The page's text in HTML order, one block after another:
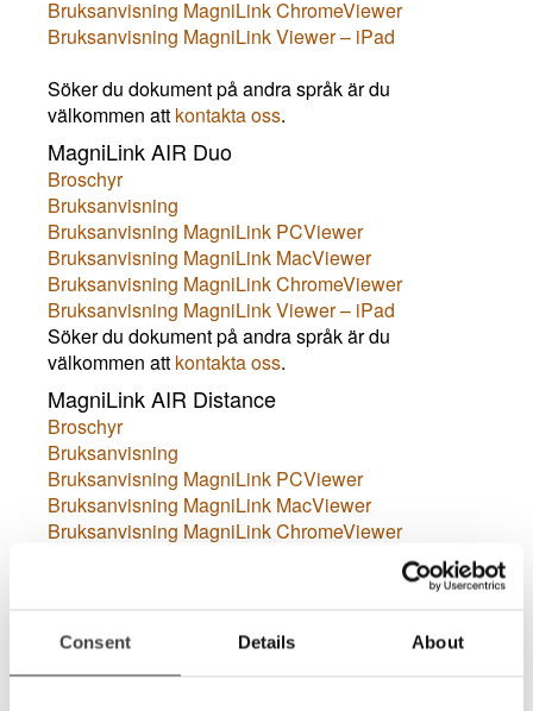
Consent Details About
Bruksanvisning MagniLink ChromeViewer
Bruksanvisning MagniLink Viewer– iPad
Söker du dokument på andra språk är du
välkommen att kontakta oss.
MagniLink AIR Duo
Broschyr
Bruksanvisning
Bruksanvisning MagniLink PCViewer
Bruksanvisning MagniLink MacViewer
Bruksanvisning MagniLink ChromeViewer
Bruksanvisning MagniLink Viewer– iPad
Söker du dokument på andra språk är du
välkommen att kontakta oss.
MagniLink AIR Distance
Broschyr
Bruksanvisning
Bruksanvisning MagniLink PCViewer
Bruksanvisning MagniLink MacViewer
Bruksanvisning MagniLink ChromeViewer
MagniLink AIR Go
Broschyr